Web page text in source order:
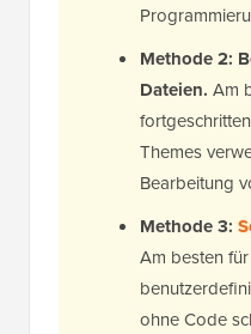
Methode 2:
Dateien. Am
Themes
Bearbeitung
Methode 3:
Am besten
ohne Code